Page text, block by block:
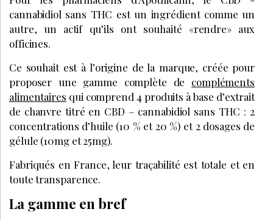
cannabidiol sans THC est un ingrédient comme un
autre, un actif qu’ils ont souhaité «rendre» aux
officines.
Ce souhait est à l’origine de la marque, créée pour
proposer une gamme complète de compléments
alimentaires qui comprend 4 produits à base d’extrait
de chanvre titré en CBD – cannabidiol sans THC : 2
concentrations d’huile (10 % et 20 %) et 2 dosages de
gélule (10mg et 25mg).
Fabriqués en France, leur traçabilité est totale et en
toute transparence.
La gamme en bref